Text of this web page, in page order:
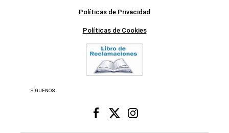
Políticas de Privacidad
Políticas de Cookies
SÍGUENOS